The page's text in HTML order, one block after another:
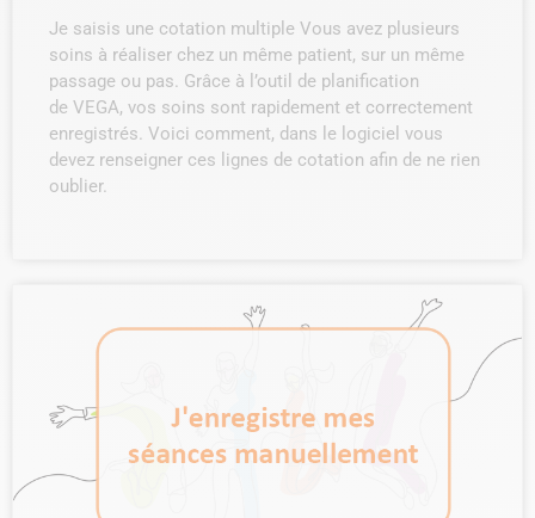
Je saisis une cotation multiple Vous avez plusieurs
soins à réaliser chez un même patient, sur un même
passage ou pas. Grâce à l’outil de planification
de VEGA, vos soins sont rapidement et correctement
enregistrés. Voici comment, dans le logiciel vous
devez renseigner ces lignes de cotation afin de ne rien
oublier.